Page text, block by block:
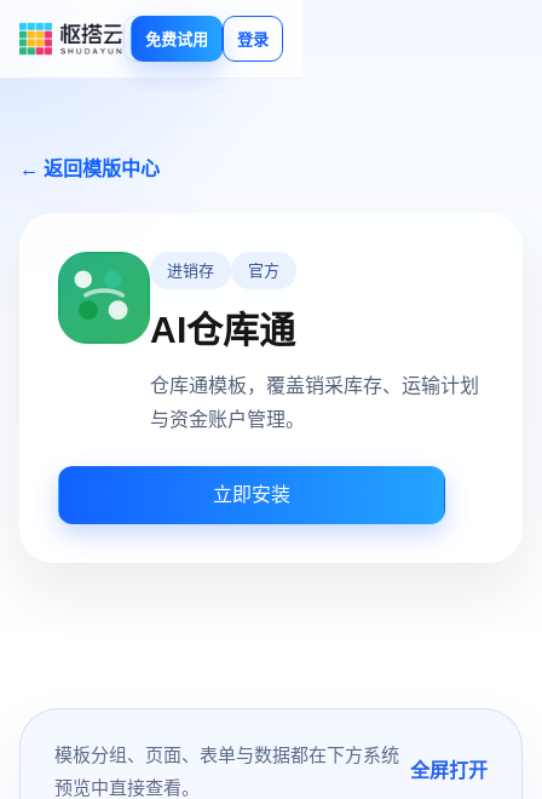
免费试用 登录
← 返回模版中心
进销存 官方
AI仓库通
仓库通模板，覆盖销采库存、运输计划
与资金账户管理。
立即安装
模板分组、页面、表单与数据都在下方系统
预览中直接查看。
全屏打开